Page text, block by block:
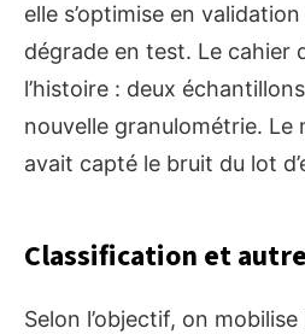
elle s’optimise en
dégrade en test. Le cahier
l’histoire : deux
nouvelle granulométrie. Le
avait capté le bruit du lot
Classification et
Selon l’objectif, on mobilise